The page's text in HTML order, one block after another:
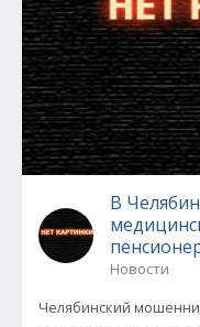
В
Новости
Челябинский